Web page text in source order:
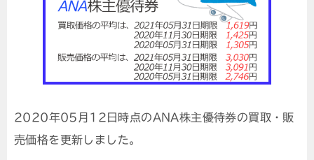
2020年05月12日時点のANA株主優待券の買取・販
売価格を更新しました。